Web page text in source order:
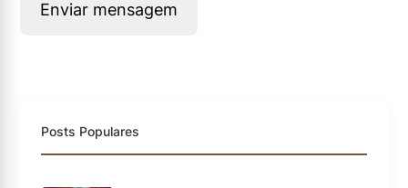
Enviar mensagem
Posts Populares